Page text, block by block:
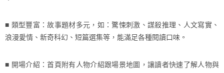
■ 類型豐富：故事題材多元，如：驚悚刺激、謀殺推理、人文寫實、
浪漫愛情、新奇科幻、短篇選集等，能滿足各種閱讀口味。
■ 開場介紹：首頁附有人物介紹跟場景地圖，讓讀者快速了解人物與